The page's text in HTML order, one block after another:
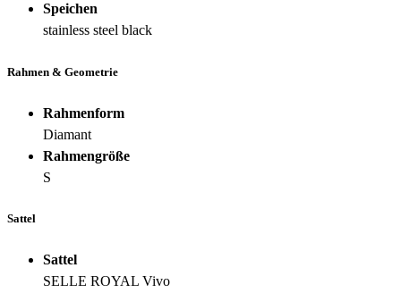
Speichen
stainless steel black
Rahmen & Geometrie
Rahmenform
Diamant
Rahmengröße
S
Sattel
Sattel
SELLE ROYAL Vivo